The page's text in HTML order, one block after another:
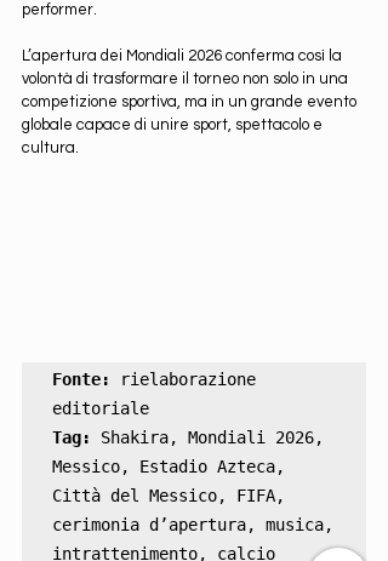
performer.
L’apertura dei Mondiali 2026 conferma così la
volontà di trasformare il torneo non solo in una
competizione sportiva, ma in un grande evento
globale capace di unire sport, spettacolo e
cultura.
Fonte:
rielaborazione
Tag: Shakira, Mondiali 2026,
Messico, Estadio Azteca,
Città del Messico, FIFA,
cerimonia d’apertura, musica,
intrattenimento, calcio